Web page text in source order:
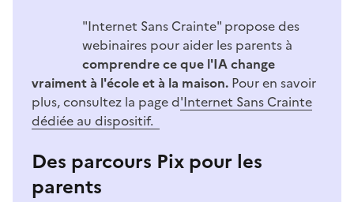
Image"Internet Sans Crainte" propose des
webinaires pour aider les parents à
comprendre ce que l'IA change
vraiment à l'école et à la maison. Pour en savoir
plus, consultez la page d'Internet Sans Crainte
dédiée au dispositif.
Des parcours Pix pour les
parents